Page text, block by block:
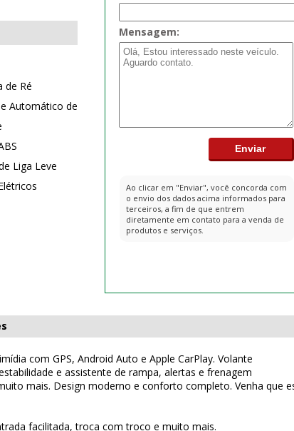
de Ré
Automático de
Liga Leve
Mensagem:
Ao clicar em "Enviar", você concorda com
o envio dos dados acima informados para
terceiros, a fim de que entrem
diretamente em contato para a venda de
produtos e serviços.
com GPS, Android Auto e Apple CarPlay. Volante
e assistente de rampa, alertas e frenagem
mais. Design moderno e conforto completo. Venha que
facilitada, troca com troco e muito mais.